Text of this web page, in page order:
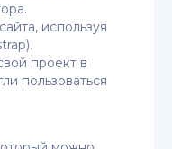
используя
проект в
пользоваться